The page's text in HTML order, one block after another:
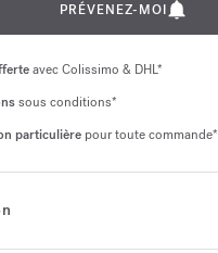
PRÉVENEZ-MOI
avec Colissimo & DHL*
sous conditions*
particulière pour toute commande*